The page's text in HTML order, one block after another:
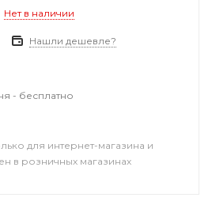
Нет в наличии
Нашли дешевле?
- бесплатно
для интернет-магазина и
в розничных магазинах